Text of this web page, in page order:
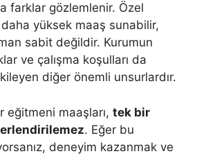
farklar gözlemlenir. Özel
yüksek maaş sunabilir,
sabit değildir. Kurumun
ve çalışma koşulları da
diğer önemli unsurlardır.
eğitmeni maaşları, tek bir
. Eğer bu
deneyim kazanmak ve